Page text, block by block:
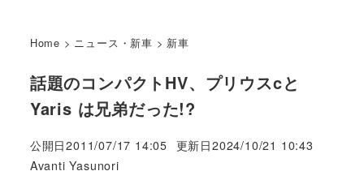
Home > ニュース・新車 > 新車
話題のコンパクトHV、プリウスcと
Yaris は兄弟だった!?
公開日2011/07/17 14:05 更新日2024/10/21 10:43
著
Avanti Yasunori